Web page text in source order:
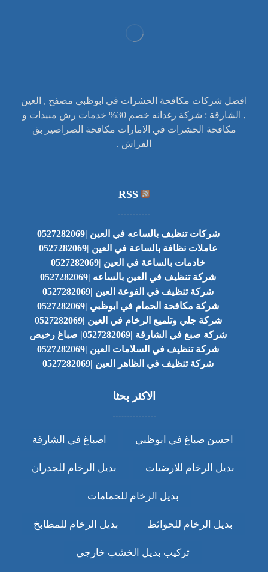
افضل شركات مكافحة الحشرات في ابوظبي مصفح , العين
, الشارقة : شركة رغدانه خصم 30% خدمات رش مبيدات و
مكافحة الحشرات في الامارات مكافحة الصراصير بق
الفراش .
RSS
شركات تنظيف بالساعه في العين |0527282069
عاملات نظافة بالساعة في العين |0527282069
خادمات بالساعة في العين |0527282069
شركة تنظيف في العين بالساعه |0527282069
شركة تنظيف في الفوعة العين |0527282069
شركة مكافحة الحمام في ابوظبي |0527282069
شركة جلي وتلميع الرخام في العين |0527282069
شركة صبغ في الشارقة |0527282069| صباغ رخيص
شركة تنظيف في السلامات العين |0527282069
شركة تنظيف في الظاهر العين |0527282069
الاكثر بحثا
احسن صباغ في ابوظبي اصباغ في الشارقة
بديل الرخام للارضيات بديل الرخام للجدران
بديل الرخام للحمامات
بديل الرخام للحوائط بديل الرخام للمطابخ
تركيب بديل الخشب خارجي